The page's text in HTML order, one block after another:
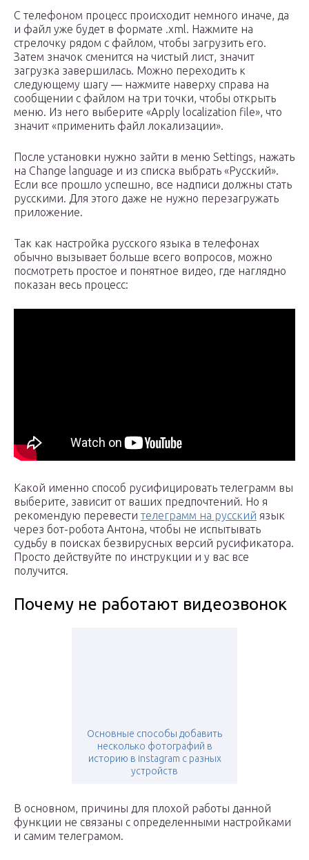
С телефоном процесс происходит немного иначе, да
и файл уже будет в формате .xml. Нажмите на
стрелочку рядом с файлом, чтобы загрузить его.
Затем значок сменится на чистый лист, значит
загрузка завершилась. Можно переходить к
следующему шагу — нажмите наверху справа на
сообщении с файлом на три точки, чтобы открыть
меню. Из него выберите «Apply localization file», что
значит «применить файл локализации».
После установки нужно зайти в меню Settings, нажать
на Change language и из списка выбрать «Русский».
Если все прошло успешно, все надписи должны стать
русскими. Для этого даже не нужно перезагружать
приложение.
Так как настройка русского языка в телефонах
обычно вызывает больше всего вопросов, можно
посмотреть простое и понятное видео, где наглядно
показан весь процесс:
Какой именно способ русифицировать телеграмм вы
выберите, зависит от ваших предпочтений. Но я
рекомендую перевести телеграмм на русский язык
через бот-робота Антона, чтобы не испытывать
судьбу в поисках безвирусных версий русификатора.
Просто действуйте по инструкции и у вас все
получится.
Почему не работают видеозвонок
Основные способы добавить
несколько фотографий в
историю в instagram с разных
устройств
В основном, причины для плохой работы данной
функции не связаны с определенными настройками
и самим телеграмом.